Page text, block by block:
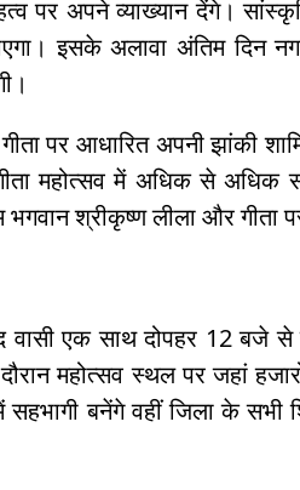
पर अपने व्याख्यान देंगे।
इसके अलावा अंतिम दिन
पर आधारित अपनी झांकी
महोत्सव में अधिक से अधिक
श्रीकृष्ण लीला और गीता
वासी एक साथ दोपहर 12 बजे से
महोत्सव स्थल पर जहां हजारों
बनेंगे वहीं जिला के सभी